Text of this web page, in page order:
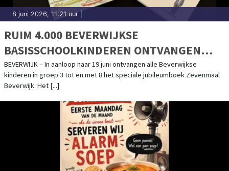
8 juni 2026, 11:21 uur
RUIM 4.000 BEVERWIJKSE
BASISSCHOOLKINDEREN ONTVANGEN
JUBILEUMBOEK OVER 750 JAAR
MARKTRECHT
BEVERWIJK – In aanloop naar 19 juni ontvangen alle Beverwijkse
kinderen in groep 3 tot en met 8 het speciale jubileumboek Zevenmaal
Beverwijk. Het [...]